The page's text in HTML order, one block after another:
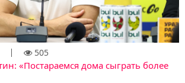
505
«Постараемся дома сыграть более